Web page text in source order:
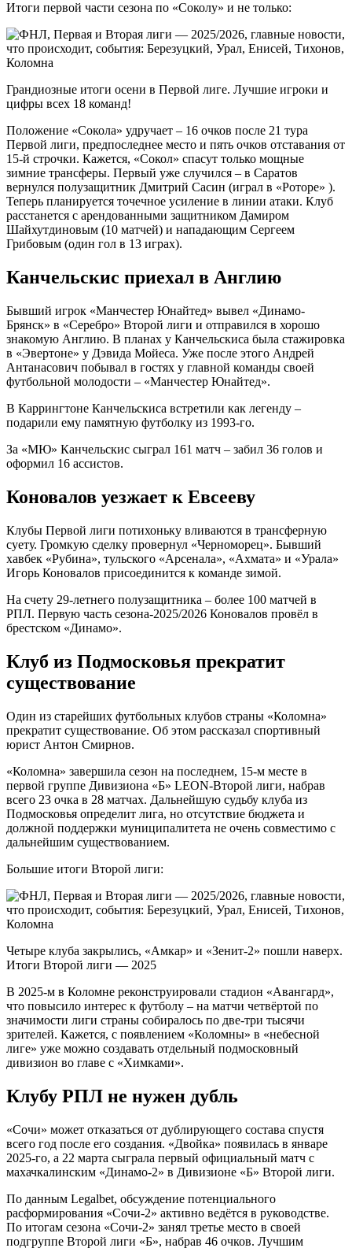
Итоги первой части сезона по «Соколу» и не только:
Грандиозные итоги осени в Первой лиге. Лучшие игроки и
цифры всех 18 команд!
Положение «Сокола» удручает – 16 очков после 21 тура
Первой лиги, предпоследнее место и пять очков отставания от
15-й строчки. Кажется, «Сокол» спасут только мощные
зимние трансферы. Первый уже случился – в Саратов
вернулся полузащитник Дмитрий Сасин (играл в «Роторе» ).
Теперь планируется точечное усиление в линии атаки. Клуб
расстанется с арендованными защитником Дамиром
Шайхутдиновым (10 матчей) и нападающим Сергеем
Грибовым (один гол в 13 играх).
Канчельскис приехал в Англию
Бывший игрок «Манчестер Юнайтед» вывел «Динамо-
Брянск» в «Серебро» Второй лиги и отправился в хорошо
знакомую Англию. В планах у Канчельскиса была стажировка
в «Эвертоне» у Дэвида Мойеса. Уже после этого Андрей
Антанасович побывал в гостях у главной команды своей
футбольной молодости – «Манчестер Юнайтед».
В Каррингтоне Канчельскиса встретили как легенду –
подарили ему памятную футболку из 1993-го.
За «МЮ» Канчельскис сыграл 161 матч – забил 36 голов и
оформил 16 ассистов.
Коновалов уезжает к Евсееву
Клубы Первой лиги потихоньку вливаются в трансферную
суету. Громкую сделку провернул «Черноморец». Бывший
хавбек «Рубина», тульского «Арсенала», «Ахмата» и «Урала»
Игорь Коновалов присоединится к команде зимой.
На счету 29-летнего полузащитника – более 100 матчей в
РПЛ. Первую часть сезона-2025/2026 Коновалов провёл в
брестском «Динамо».
Клуб из Подмосковья прекратит
существование
Один из старейших футбольных клубов страны «Коломна»
прекратит существование. Об этом рассказал спортивный
юрист Антон Смирнов.
«Коломна» завершила сезон на последнем, 15-м месте в
первой группе Дивизиона «Б» LEON-Второй лиги, набрав
всего 23 очка в 28 матчах. Дальнейшую судьбу клуба из
Подмосковья определит лига, но отсутствие бюджета и
должной поддержки муниципалитета не очень совместимо с
дальнейшим существованием.
Большие итоги Второй лиги:
Четыре клуба закрылись, «Амкар» и «Зенит-2» пошли наверх.
Итоги Второй лиги — 2025
В 2025-м в Коломне реконструировали стадион «Авангард»,
что повысило интерес к футболу – на матчи четвёртой по
значимости лиги страны собиралось по две-три тысячи
зрителей. Кажется, с появлением «Коломны» в «небесной
лиге» уже можно создавать отдельный подмосковный
дивизион во главе с «Химками».
Клубу РПЛ не нужен дубль
«Сочи» может отказаться от дублирующего состава спустя
всего год после его создания. «Двойка» появилась в январе
2025-го, а 22 марта сыграла первый официальный матч с
махачкалинским «Динамо-2» в Дивизионе «Б» Второй лиги.
По данным Legalbet, обсуждение потенциального
расформирования «Сочи-2» активно ведётся в руководстве.
По итогам сезона «Сочи-2» занял третье место в своей
подгруппе Второй лиги «Б», набрав 46 очков. Лучшим